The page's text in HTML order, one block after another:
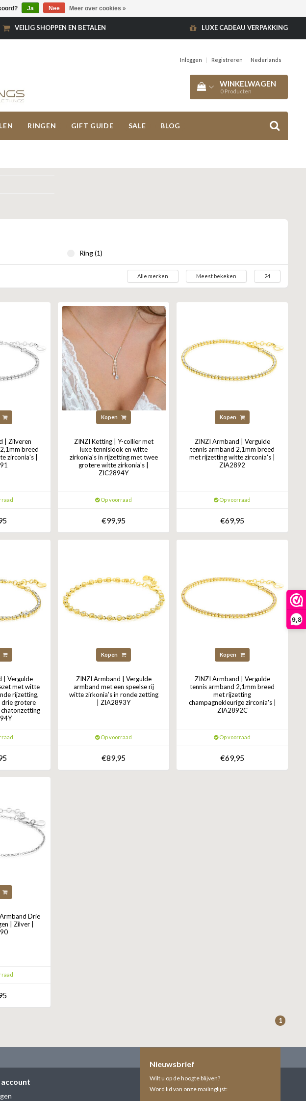
9,8
VEILIG SHOPPEN EN BETALEN LUXE CADEAU VERPAKKING
Inloggen | Registreren Nederlands
WINKELWAGEN
0 Producten
RINGEN GIFT GUIDE SALE BLOG
Ring (1)
Alle merken Meest bekeken 24
| Zilveren
breed
zirconia's |
Kopen
ZINZI Ketting | Y-collier met
luxe tennislook en witte
zirkonia's in rijzetting met twee
grotere witte zirkonia's |
ZIC2894Y
Op voorraad
€99,95
Kopen
ZINZI Armband | Vergulde
tennis armband 2,1mm breed
met rijzetting witte zirconia's |
ZIA2892
Op voorraad
€69,95
| Vergulde
met witte
rijzetting,
drie grotere
Kopen
ZINZI Armband | Vergulde
armband met een speelse rij
witte zirkonia’s in ronde zetting
| ZIA2893Y
Op voorraad
€89,95
Kopen
ZINZI Armband | Vergulde
tennis armband 2,1mm breed
met rijzetting
champagnekleurige zirconia's |
ZIA2892C
Op voorraad
€69,95
Drie
| Zilver |
1
Nieuwsbrief
Wilt u op de hoogte blijven?
Word lid van onze mailinglijst:
Ja Nee Meer over cookies »